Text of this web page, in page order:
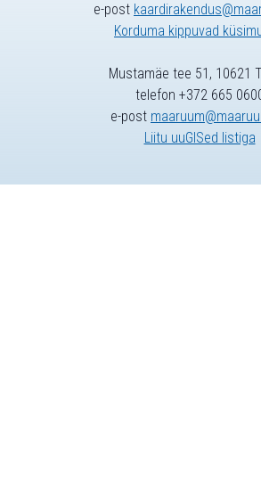
e-post
Korduma kippuvad
Mustamäe tee 51, 10621
telefon +372 665
e-post
Liitu uuGISed listiga